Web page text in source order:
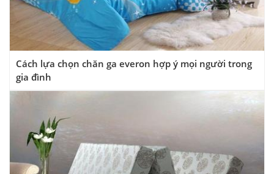
Cách lựa chọn chăn ga everon hợp ý mọi người trong
gia đình